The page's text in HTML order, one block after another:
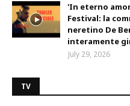
'In eterno
Festival: la
neretino De
interamente
July 29, 2026
TV